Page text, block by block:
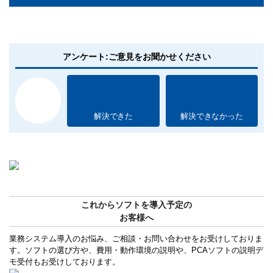
アンケート:ご意見をお聞かせください
解決できた 解決できなかった
これからソフトを導入予定の
お客様へ
業務システム導入のお悩み、ご相談・お問い合わせをお受けしておりま
す。ソフトの選び方や、費用・動作環境の説明や、PCAソフトの説明デ
モ受付もお受けしております。